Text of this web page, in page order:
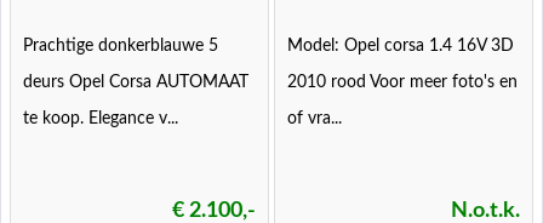
Prachtige donkerblauwe 5
deurs Opel Corsa AUTOMAAT
te koop. Elegance v...
€ 2.100,-
Model: Opel corsa 1.4 16V 3D
2010 rood Voor meer foto's en
of vra...
N.o.t.k.